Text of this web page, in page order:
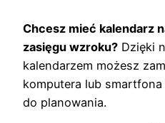
Chcesz mieć kalendarz
zasięgu wzroku? Dzięki
kalendarzem możesz
komputera lub
do planowania.